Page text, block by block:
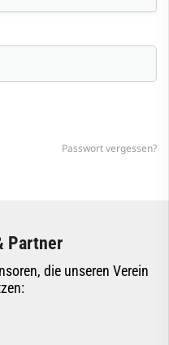
Passwort vergessen?
Partner
die unseren Verein